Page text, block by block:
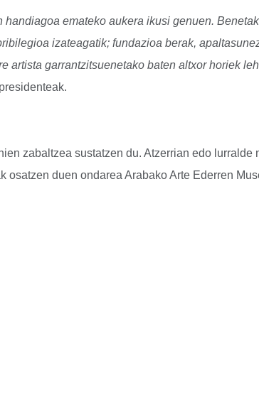
emateko aukera ikusi genuen.
izateagatik; fundazioa berak,
artista garrantzitsuenetako baten altxor horiek
zabaltzea sustatzen du. Atzerrian edo lurralde
duen ondarea Arabako Arte Ederren